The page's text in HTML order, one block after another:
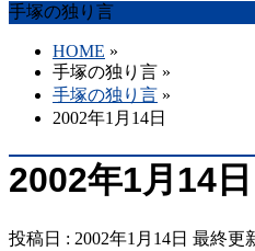
手塚の独り言
HOME »
手塚の独り言 »
手塚の独り言 »
2002年1月14日
2002年1月14日
投稿日 : 2002年1月14日 最終更